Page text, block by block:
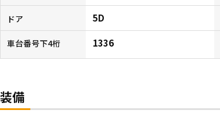
ドア 5D
車台番号下4桁 1336
装備